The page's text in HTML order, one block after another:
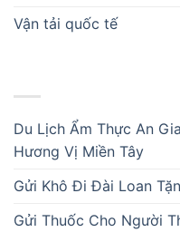
Vận tải quốc tế
Du Lịch Ẩm Thực An
Hương Vị Miền Tây
Gửi Khô Đi Đài Loan
Gửi Thuốc Cho Người